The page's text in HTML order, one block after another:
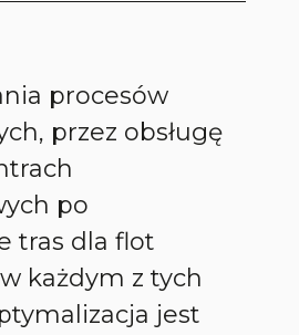
procesów
przez obsługę
po
tras dla flot
każdym z tych
jest